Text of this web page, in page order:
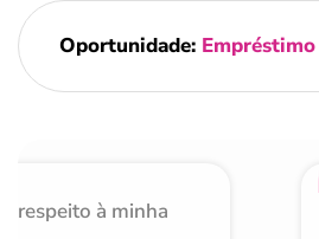
Oportunidade: Empréstimo
respeito à minha